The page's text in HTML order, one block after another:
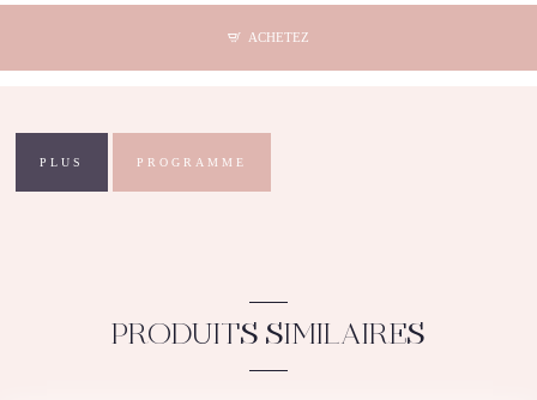
ACHETEZ
PLUS PROGRAMME
PRODUITS SIMILAIRES